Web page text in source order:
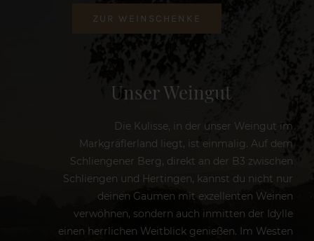
ZUR WEINSCHENKE
Unser Weingut
Die Kulisse, in der unser Weingut im
Markgräflerland liegt, ist einmalig. Auf dem
Schliengener Berg, direkt an der B3 zwischen
Schliengen und Hertingen, kannst du nicht nur
deinen Gaumen mit exzellenten Weinen
verwöhnen, sondern auch inmitten der Idylle
einen herrlichen Weitblick genießen. Im Westen